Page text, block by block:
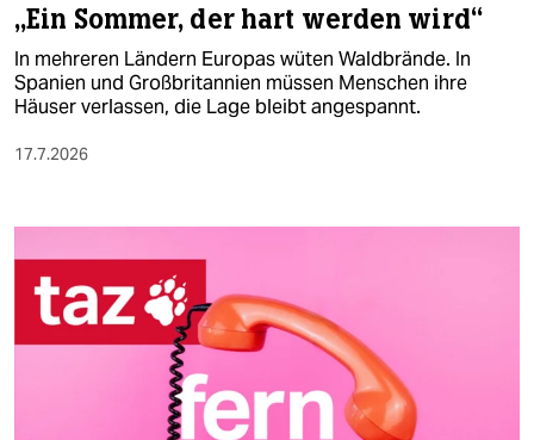
„Ein Sommer, der hart werden wird“
In mehreren Ländern Europas wüten Waldbrände. In
Spanien und Großbritannien müssen Menschen ihre
Häuser verlassen, die Lage bleibt angespannt.
17.7.2026